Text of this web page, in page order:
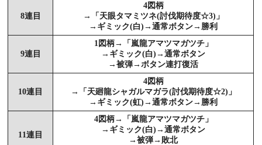
8連目
4図柄
→「天眼タマミツネ(討伐期待度☆3)」
→ギミック(白)→通常ボタン→勝利
9連目
1図柄→「嵐龍アマツマガツチ」
→ギミック(白)→通常ボタン
→被弾→ボタン連打復活
10連目
4図柄
→「天廻龍シャガルマガラ(討伐期待度☆2)」
→ギミック(虹)→通常ボタン→勝利
11連目
4図柄→「嵐龍アマツマガツチ」
→ギミック(白)→通常ボタン
→被弾→敗北